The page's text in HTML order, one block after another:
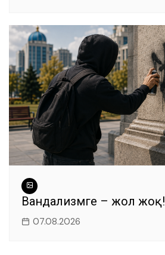
Вандализмге – жол жоқ!
07.08.2026